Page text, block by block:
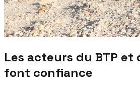
Les acteurs du BTP et
font confiance